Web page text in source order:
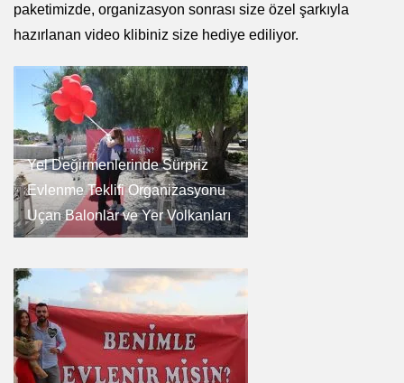
paketimizde, organizasyon sonrası size özel şarkıyla
hazırlanan video klibiniz size hediye ediliyor.
Yel Değirmenlerinde Sürpriz
Evlenme Teklifi Organizasyonu
Uçan Balonlar ve Yer Volkanları